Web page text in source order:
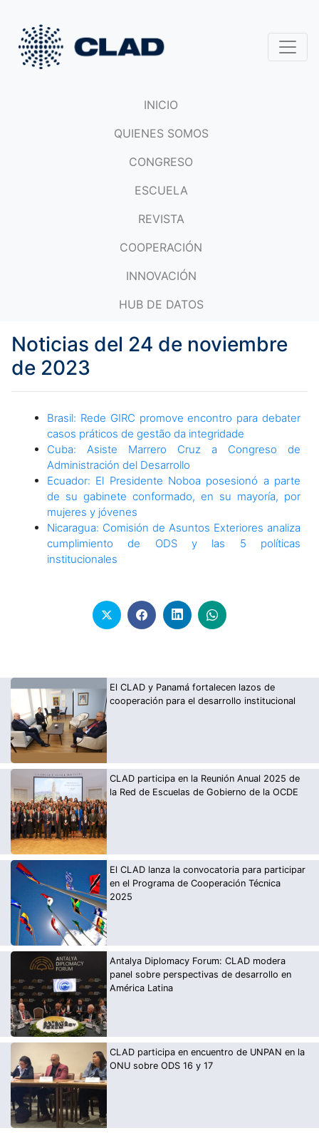
INICIO
QUIENES SOMOS
CONGRESO
ESCUELA
REVISTA
COOPERACIÓN
INNOVACIÓN
HUB DE DATOS
Noticias del 24 de noviembre
de 2023
Brasil: Rede GIRC promove encontro para debater
casos práticos de gestão da integridade
Cuba: Asiste Marrero Cruz a Congreso de
Administración del Desarrollo
Ecuador: El Presidente Noboa posesionó a parte
de su gabinete conformado, en su mayoría, por
mujeres y jóvenes
Nicaragua: Comisión de Asuntos Exteriores analiza
cumplimiento de ODS y las 5 políticas
institucionales
El CLAD y Panamá fortalecen lazos de
cooperación para el desarrollo institucional
CLAD participa en la Reunión Anual 2025 de
la Red de Escuelas de Gobierno de la OCDE
El CLAD lanza la convocatoria para participar
en el Programa de Cooperación Técnica
2025
Antalya Diplomacy Forum: CLAD modera
panel sobre perspectivas de desarrollo en
América Latina
CLAD participa en encuentro de UNPAN en la
ONU sobre ODS 16 y 17